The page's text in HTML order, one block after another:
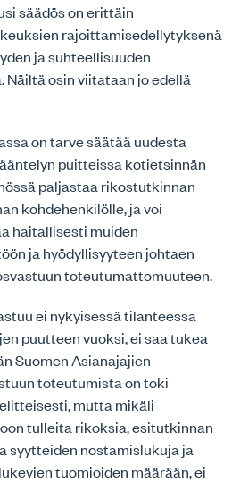
säädös on erittäin
rajoittamisedellytyksenä
ja suhteellisuuden
osin viitataan jo edellä
on tarve säätää uudesta
puitteissa kotietsinnän
paljastaa rikostutkinnan
kohdehenkilölle, ja voi
haitallisesti muiden
ja hyödyllisyyteen johtaen
toteutumattomuuteen.
ei nykyisessä tilanteessa
puutteen vuoksi, ei saa tukea
Suomen Asianajajien
toteutumista on toki
mutta mikäli
tulleita rikoksia, esitutkinnan
syytteiden nostamislukuja ja
tuomioiden määrään, ei